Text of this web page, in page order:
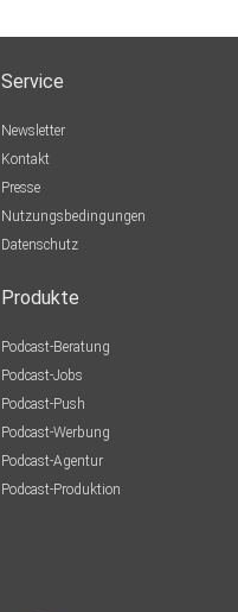
Service
Newsletter
Kontakt
Presse
Nutzungsbedingungen
Datenschutz
Produkte
Podcast-Beratung
Podcast-Jobs
Podcast-Push
Podcast-Werbung
Podcast-Agentur
Podcast-Produktion